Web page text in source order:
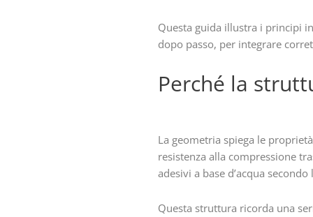
Questa guida illustra i principi
dopo passo, per integrare
Perché la
La geometria spiega le
resistenza alla compressione
adesivi a base d’acqua
Questa struttura ricorda una